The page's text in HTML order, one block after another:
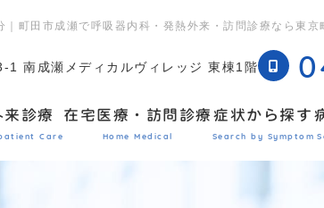
町田市成瀬で呼吸器内科・発熱外来・訪問診療なら東京
1 南成瀬メディカルヴィレッジ 東棟1階
来診療
Care
在宅医療・訪問診療
Home Medical
症状から探す
Search by Symptom